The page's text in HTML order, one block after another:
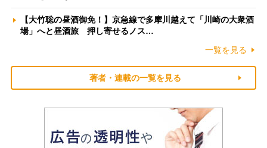
【大竹聡の昼酒御免！】京急線で多摩川越えて「川崎の大衆酒
場」へと昼酒旅 押し寄せるノス…
一覧を見る
著者・連載の一覧を見る